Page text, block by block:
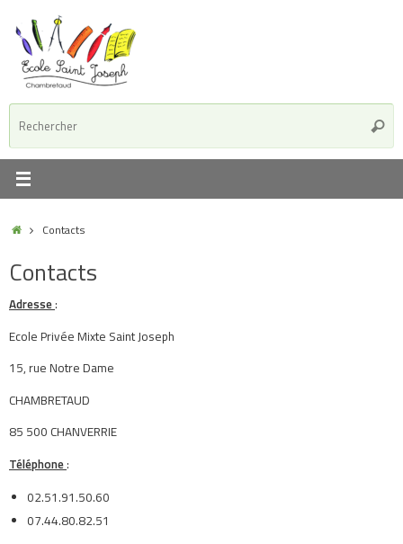
contenu
:
AccueilContacts
Contacts
Adresse :
Ecole Privée Mixte Saint Joseph
15, rue Notre Dame
CHAMBRETAUD
85 500 CHANVERRIE
Téléphone :
02.51.91.50.60
07.44.80.82.51